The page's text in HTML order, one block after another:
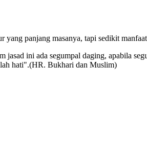
yang panjang masanya, tapi sedikit
jasad ini ada segumpal daging, apabila
hati".(HR. Bukhari dan Muslim)
memiliki 100 rahmat kasih sayang.
dengan yang lainnya saling mencintai.''